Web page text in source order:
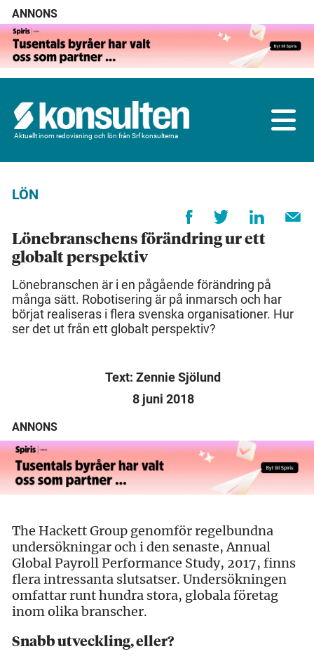
ANNONS
Aktuellt inom redovisning och lön från Srf konsulterna
LÖN
Lönebranschens förändring ur ett
globalt perspektiv
Lönebranschen är i en pågående förändring på
många sätt. Robotisering är på inmarsch och har
börjat realiseras i flera svenska organisationer. Hur
ser det ut från ett globalt perspektiv?
Text: Zennie Sjölund
8 juni 2018
ANNONS
The Hackett Group genomför regelbundna
undersökningar och i den senaste, Annual
Global Payroll Performance Study, 2017, finns
flera intressanta slutsatser. Undersökningen
omfattar runt hundra stora, globala företag
inom olika branscher.
Snabb utveckling, eller?